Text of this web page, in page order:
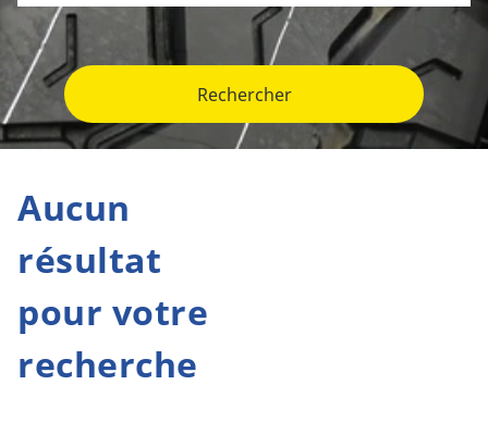
Rechercher
Aucun
résultat
pour votre
recherche